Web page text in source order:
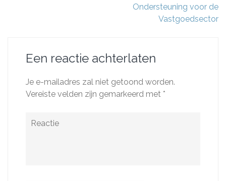
Ondersteuning voor de
Vastgoedsector
Een reactie achterlaten
Je e-mailadres zal niet getoond worden.
Vereiste velden zijn gemarkeerd met *
Reactie